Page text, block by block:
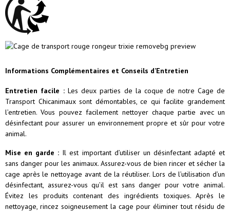
Informations Complémentaires et Conseils d’Entretien
Entretien facile :Les deux parties de la coque de notre Cage de
Transport Chicanimaux sont démontables, ce qui facilite grandement
l’entretien. Vous pouvez facilement nettoyer chaque partie avec un
désinfectant pour assurer un environnement propre et sûr pour votre
animal.
Mise en garde : Il est important d’utiliser un désinfectant adapté et
sans danger pour les animaux. Assurez-vous de bien rincer et sécher la
cage après le nettoyage avant de la réutiliser. Lors de l’utilisation d’un
désinfectant, assurez-vous qu’il est sans danger pour votre animal.
Évitez les produits contenant des ingrédients toxiques. Après le
nettoyage, rincez soigneusement la cage pour éliminer tout résidu de